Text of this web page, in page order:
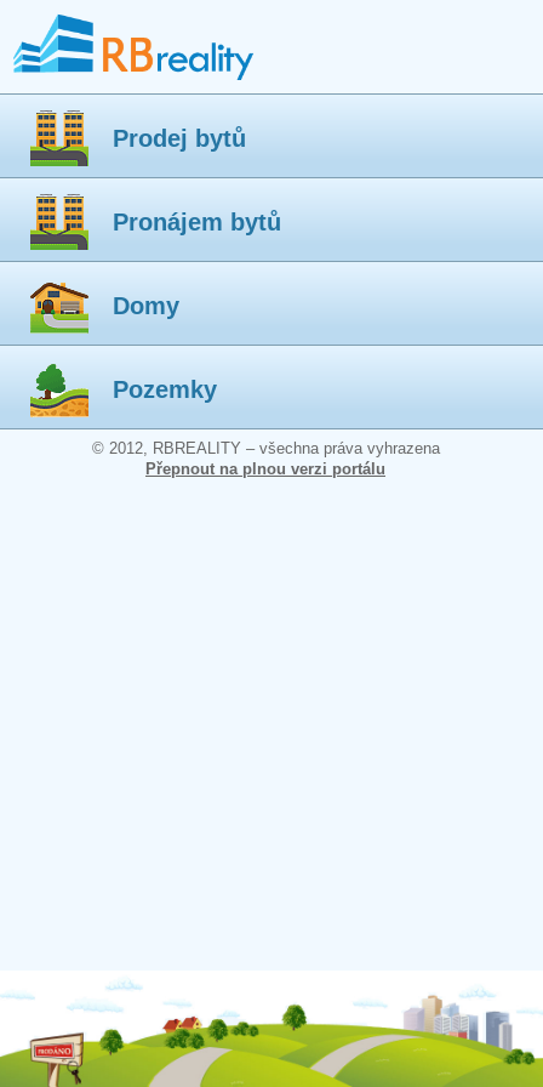
Prodej bytů
Pronájem bytů
Domy
Pozemky
© 2012, RBREALITY – všechna práva vyhrazena
Přepnout na plnou verzi portálu